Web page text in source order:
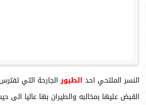
النسر الملتحي احد الطيورالجارحة التي
القبض عليها بمخالبه والطيران بها عاليا الى